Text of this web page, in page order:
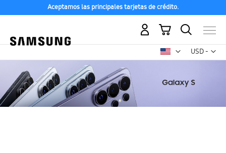
Aceptamos las principales tarjetas de crédito.
USD -
dólar
Mi carrito